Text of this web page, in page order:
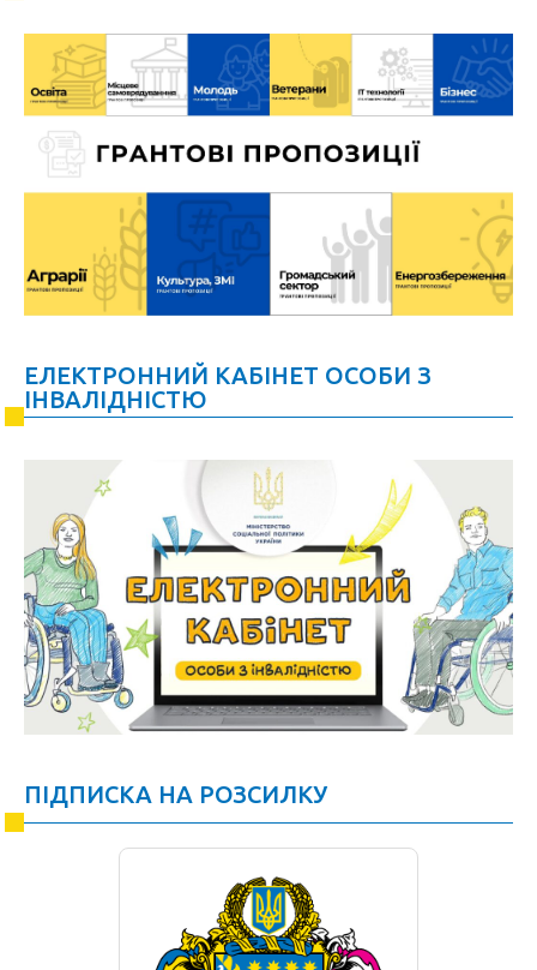
ЕЛЕКТРОННИЙ КАБІНЕТ ОСОБИ З
ІНВАЛІДНІСТЮ
ПІДПИСКА НА РОЗСИЛКУ